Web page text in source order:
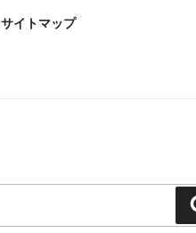
サイトマップ